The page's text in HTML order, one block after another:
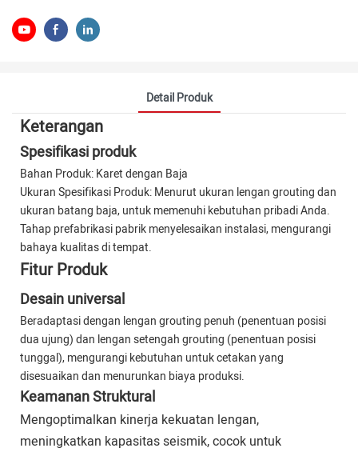
Detail Produk
Keterangan
Spesifikasi produk
Bahan Produk: Karet dengan Baja
Ukuran Spesifikasi Produk: Menurut ukuran lengan grouting dan
ukuran batang baja, untuk memenuhi kebutuhan pribadi Anda.
Tahap prefabrikasi pabrik menyelesaikan instalasi, mengurangi
bahaya kualitas di tempat.
Fitur Produk
Desain universal
Beradaptasi dengan lengan grouting penuh (penentuan posisi
dua ujung) dan lengan setengah grouting (penentuan posisi
tunggal), mengurangi kebutuhan untuk cetakan yang
disesuaikan dan menurunkan biaya produksi.
Keamanan Struktural
Mengoptimalkan kinerja kekuatan lengan,
meningkatkan kapasitas seismik, cocok untuk